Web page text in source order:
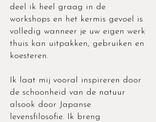
deel ik heel graag in de
workshops en het kermis gevoel is
volledig wanneer je uw eigen werk
thuis kan uitpakken, gebruiken en
koesteren.
Ik laat mij vooral inspireren door
de schoonheid van de natuur
alsook door Japanse
levensfilosofie. Ik breng